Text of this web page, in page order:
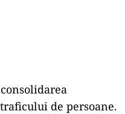
de persoane.